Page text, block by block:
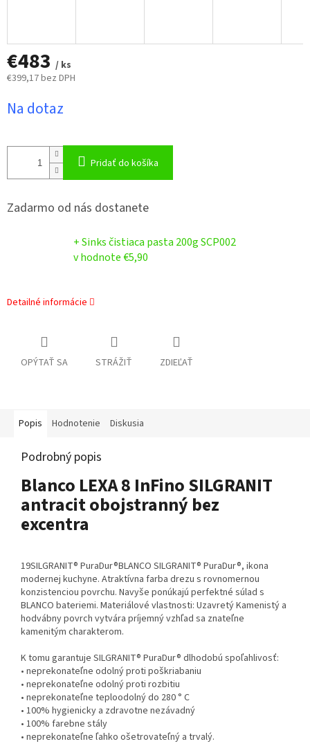
€483 / ks
€399,17 bez DPH
cena:
Na dotaz
Pridať do košíka
Zadarmo od nás dostanete
+ Sinks čistiaca pasta 200g SCP002
v hodnote €5,90
Detailné informácie
OPÝTAŤ SA STRÁŽIŤ ZDIEĽAŤ
Popis Hodnotenie Diskusia
Podrobný popis
Blanco LEXA 8 InFino SILGRANIT
antracit obojstranný bez
excentra
19SILGRANIT® PuraDur®BLANCO SILGRANIT® PuraDur®, ikona
modernej kuchyne. Atraktívna farba drezu s rovnomernou
konzistenciou povrchu. Navyše ponúkajú perfektné súlad s
BLANCO bateriemi. Materiálové vlastnosti: Uzavretý Kamenistý a
hodvábny povrch vytvára príjemný vzhľad sa znateľne
kamenitým charakterom.
K tomu garantuje SILGRANIT® PuraDur® dlhodobú spoľahlivosť:
• neprekonateľne odolný proti poškriabaniu
• neprekonateľne odolný proti rozbitiu
• neprekonateľne teploodolný do 280 ° C
• 100% hygienicky a zdravotne nezávadný
• 100% farebne stály
• neprekonateľne ľahko ošetrovateľný a trvalý.